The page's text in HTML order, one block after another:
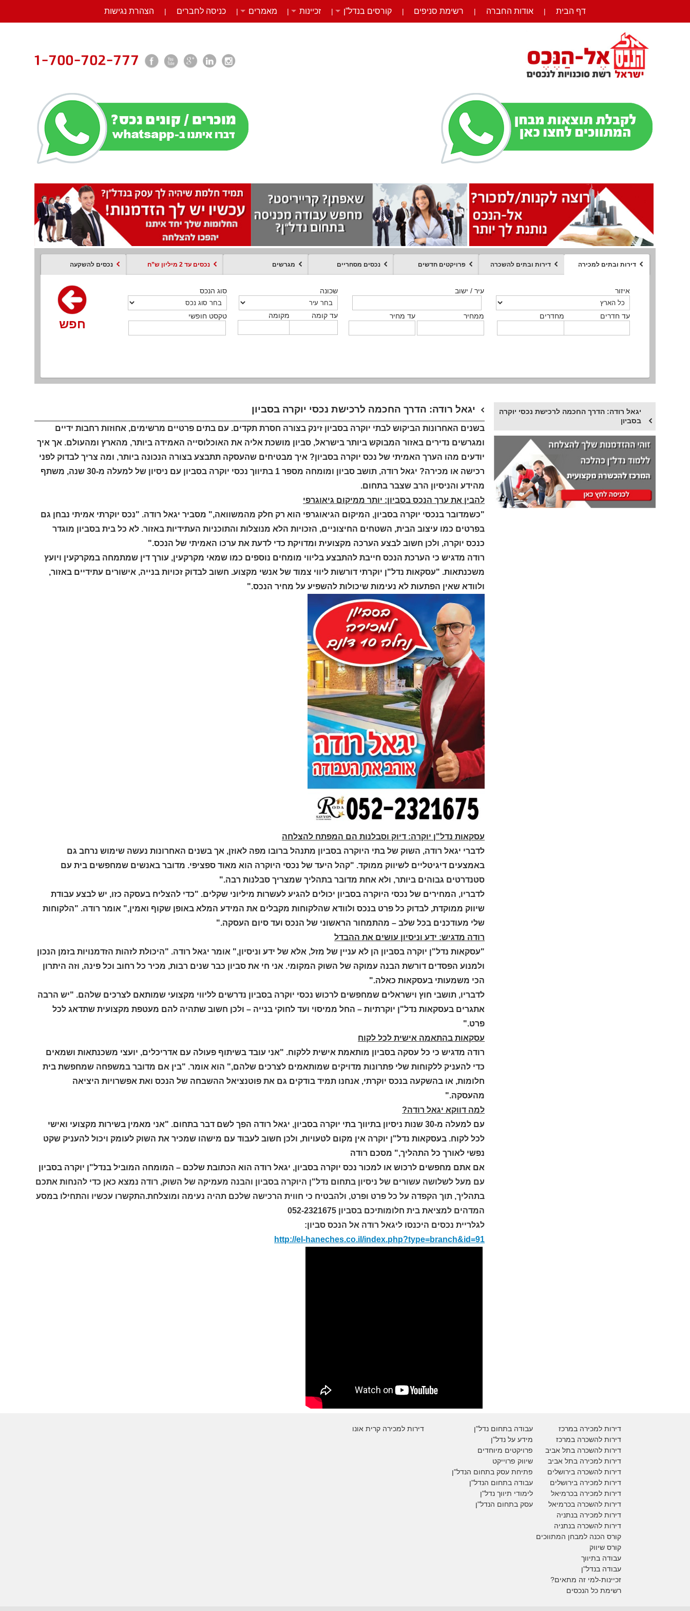
דף הבית | אודות החברה | רשימת סניפים | קורסים בנדל”ן | זכיינות | מאמרים | כניסה לחברים | הצהרת נגישות
דירות ובתים למכירה דירות ובתים להשכרה פרויקטים חדשים נכסים מסחריים מגרשים נכסים עד 2 מיליון ש”ח נכסים להשקעה
איזור
מחדרים עד חדרים
עיר / ישוב
ממחיר עד מחיר
שכונה
מקומה עד קומה
סוג הנכס
טקסט חופשי
חפש
איזור
מחדרים עד חדרים
עיר / ישוב
ממחיר עד מחיר
שכונה
מקומה עד קומה
סוג הנכס
טקסט חופשי
חפש
איזור
מחדרים עד חדרים
עיר / ישוב
ממחיר עד מחיר
שכונה
מקומה עד קומה
סוג הנכס
טקסט חופשי
חפש
איזור
סוג הנכס
עיר / ישוב
ממחיר עד מחיר
שכונה
מקומה עד קומה
סוג עסקה
טקסט חופשי
חפש
סוג הנכס ממחיר מקומה
חפש
איזור
מחדרים עד חדרים
עיר / ישוב
מקומה עד קומה
שכונה
טקסט חופשי
סוג הנכס
חפש
איזור
סוג הנכס
עיר / ישוב
ממחיר עד מחיר
שכונה
מקומה עד קומה
טקסט חופשי
חפש
יגאל רודה: הדרך החכמה לרכישת נכסי יוקרה בסביון
בשנים האחרונות הביקוש לבתי יוקרה בסביון זינק בצורה חסרת תקדים. עם בתים פרטיים מרשימים, אחוזות רחבות ידיים
ומגרשים נדירים באזור המבוקש ביותר בישראל, סביון מושכת אליה את האוכלוסייה האמידה ביותר, מהארץ ומהעולם. אך איך
יודעים מהו הערך האמיתי של נכס יוקרה בסביון? איך מבטיחים שהעסקה תתבצע בצורה הנכונה ביותר, ומה צריך לבדוק לפני
רכישה או מכירה? יגאל רודה, תושב סביון ומומחה מספר 1 בתיווך נכסי יוקרה בסביון עם ניסיון של למעלה מ-30 שנה, משתף
מהידע והניסיון הרב שצבר בתחום.
להבין את ערך הנכס בסביון: יותר ממיקום גיאוגרפי
"כשמדובר בנכסי יוקרה בסביון, המיקום הגיאוגרפי הוא רק חלק מהמשוואה," מסביר יגאל רודה. "נכס יוקרתי אמיתי נבחן גם
בפרטים כמו עיצוב הבית, השטחים החיצוניים, הזכויות הלא מנוצלות והתוכניות העתידיות באזור. לא כל בית בסביון מוגדר
כנכס יוקרה, ולכן חשוב לבצע הערכה מקצועית ומדויקת כדי לדעת את ערכו האמיתי של הנכס."
רודה מדגיש כי הערכת הנכס חייבת להתבצע בליווי מומחים נוספים כמו שמאי מקרקעין, עורך דין שמתמחה במקרקעין ויועץ
משכנתאות. "עסקאות נדל"ן יוקרתי דורשות ליווי צמוד של אנשי מקצוע. חשוב לבדוק זכויות בנייה, אישורים עתידיים באזור,
ולוודא שאין הפתעות לא נעימות שיכולות להשפיע על מחיר הנכס."
עסקאות נדל"ן יוקרה: דיוק וסבלנות הם המפתח להצלחה
לדברי יגאל רודה, השוק של בתי היוקרה בסביון מתנהל ברובו מפה לאוזן, אך בשנים האחרונות נעשה שימוש נרחב גם
באמצעים דיגיטליים לשיווק ממוקד. "קהל היעד של נכסי היוקרה הוא מאוד ספציפי. מדובר באנשים שמחפשים בית עם
סטנדרטים גבוהים ביותר, ולא אחת מדובר בתהליך שמצריך סבלנות רבה."
לדבריו, המחירים של נכסי היוקרה בסביון יכולים להגיע לעשרות מיליוני שקלים. "כדי להצליח בעסקה כזו, יש לבצע עבודת
שיווק ממוקדת, לבדוק כל פרט בנכס ולוודא שהלקוחות מקבלים את המידע המלא באופן שקוף ואמין," אומר רודה. "הלקוחות
שלי מעודכנים בכל שלב – מהתמחור הראשוני של הנכס ועד סיום העסקה."
רודה מדגיש: ידע וניסיון עושים את ההבדל
"עסקאות נדל"ן יוקרה בסביון הן לא עניין של מזל, אלא של ידע וניסיון," אומר יגאל רודה. "היכולת לזהות הזדמנויות בזמן הנכון
ולמנוע הפסדים דורשת הבנה עמוקה של השוק המקומי. אני חי את סביון כבר שנים רבות, מכיר כל רחוב וכל פינה, וזה היתרון
הכי משמעותי בעסקאות כאלה."
לדבריו, תושבי חוץ וישראלים שמחפשים לרכוש נכסי יוקרה בסביון נדרשים לליווי מקצועי שמותאם לצרכים שלהם. "יש הרבה
אתגרים בעסקאות נדל"ן יוקרתיות – החל ממיסוי ועד לחוקי בנייה – ולכן חשוב שתהיה להם מעטפת מקצועית שתדאג לכל
פרט."
עסקאות בהתאמה אישית לכל לקוח
רודה מדגיש כי כל עסקה בסביון מותאמת אישית ללקוח. "אני עובד בשיתוף פעולה עם אדריכלים, יועצי משכנתאות ושמאים
כדי להעניק ללקוחות שלי פתרונות מדויקים שמותאמים לצרכים שלהם," הוא אומר. "בין אם מדובר במשפחה שמחפשת בית
חלומות, או בהשקעה בנכס יוקרתי, אנחנו תמיד בודקים גם את פוטנציאל ההשבחה של הנכס ואת אפשרויות היציאה
מהעסקה."
למה דווקא יגאל רודה?
עם למעלה מ-30 שנות ניסיון בתיווך בתי יוקרה בסביון, יגאל רודה הפך לשם דבר בתחום. "אני מאמין בשירות מקצועי ואישי
לכל לקוח. בעסקאות נדל"ן יוקרה אין מקום לטעויות, ולכן חשוב לעבוד עם מישהו שמכיר את השוק לעומק ויכול להעניק שקט
נפשי לאורך כל התהליך," מסכם רודה
אם אתם מחפשים לרכוש או למכור נכס יוקרה בסביון, יגאל רודה הוא הכתובת שלכם – המומחה המוביל בנדל"ן יוקרה בסביון
עם מעל לשלושה עשורים של ניסיון בתחום נדל"ן היוקרה בסביון והבנה מעמיקה של השוק, רודה נמצא כאן כדי להנחות אתכם
בתהליך, תוך הקפדה על כל פרט ופרט, ולהבטיח כי חווית הרכישה שלכם תהיה נעימה ומוצלחת.התקשרו עכשיו והתחילו במסע
המדהים למציאת בית חלומותיכם בסביון 052-2321675
לגלריית נכסים היכנסו ליגאל רודה אל הנכס סביון:
http://el-haneches.co.il/index.php?type=branch&id=91
יגאל רודה: הדרך החכמה לרכישת נכסי יוקרה
בסביון
דירות למכירה קרית אונו
דירות למכירה במרכז
דירות להשכרה במרכז
דירות להשכרה בתל אביב
דירות למכירה בתל אביב
דירות להשכרה בירושלים
דירות למכירה בירושלים
דירות למכירהבכרמיאל
דירות להשכרהבכרמיאל
דירות למכירה בנתניה
דירות להשכרה בנתניה
קורס הכנה למבחן המתווכים
קורס שיווק
עבודה בתיווך
עבודה בנדל"ן
זכיינות-למי זה מתאים?
עבודה בתחום נדל"ן
מידע על נדל"ן
פרויקטים מיוחדים
שיווק פרוייקט
פתיחת עסק בתחום הנדל"ן
עבודה בתחום הנדל"ן
לימודי תיווך נדל"ן
עסק בתחום הנדל"ן
רשימת כל הנכסים